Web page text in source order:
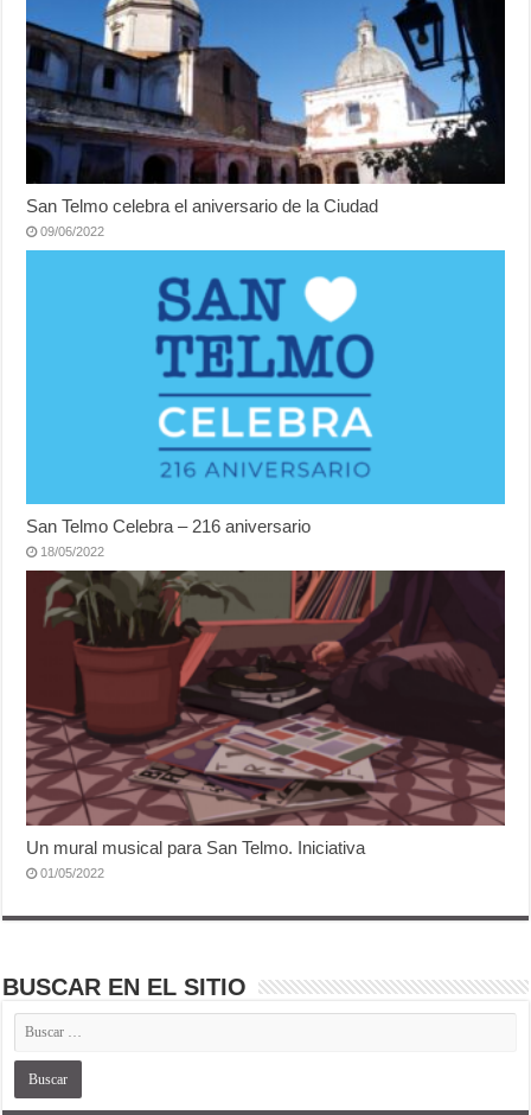
San Telmo celebra el aniversario de la Ciudad
09/06/2022
San Telmo Celebra – 216 aniversario
18/05/2022
Un mural musical para San Telmo. Iniciativa
01/05/2022
BUSCAR EN EL SITIO